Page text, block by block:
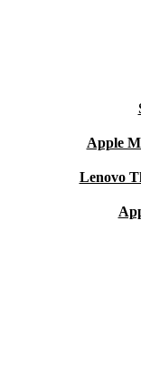
Apple
Lenovo